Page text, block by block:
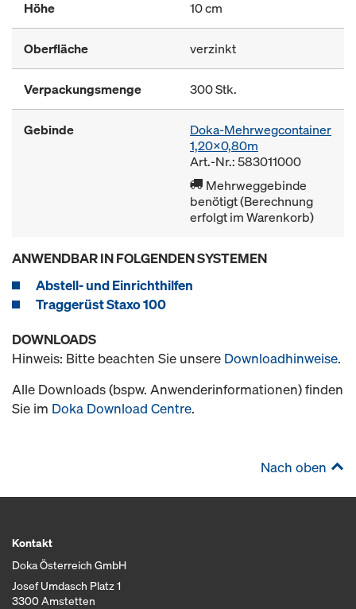
Höhe 10 cm
Oberfläche verzinkt
Verpackungsmenge 300 Stk.
Gebinde
Doka-Mehrwegcontainer
1,20x0,80m
Art.-Nr.: 583011000
Mehrweggebinde
benötigt (Berechnung
erfolgt im Warenkorb)
ANWENDBAR IN FOLGENDEN SYSTEMEN
Abstell- und Einrichthilfen
Traggerüst Staxo 100
DOWNLOADS
Hinweis: Bitte beachten Sie unsere Downloadhinweise.
Alle Downloads (bspw. Anwenderinformationen) finden
Sie im Doka Download Centre.
Nach oben
Kontakt
Doka Österreich GmbH
Josef Umdasch Platz 1
3300 Amstetten